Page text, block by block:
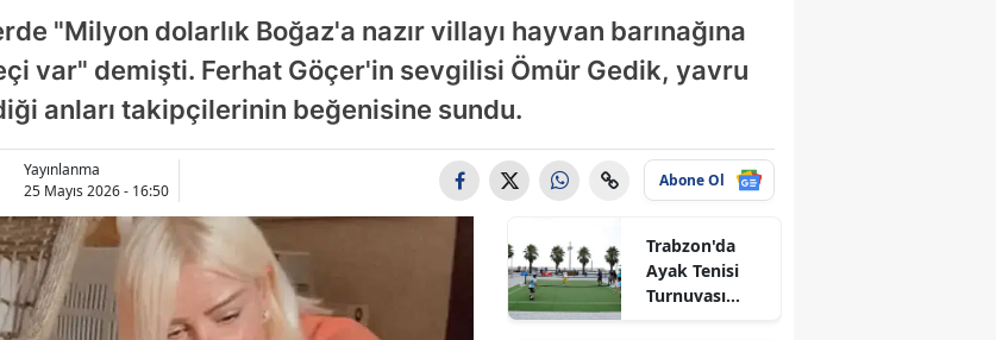
Bilecik
Bingöl
Bitlis
"Milyon dolarlık Boğaz'a nazır villayı hayvan barınağına
var" demişti. Ferhat Göçer'in sevgilisi Ömür Gedik, yavru
anları takipçilerinin beğenisine sundu.
Yayınlanma
25 Mayıs 2026 - 16:50
Abone Ol
Trabzon'da
Ayak Tenisi
Turnuvası